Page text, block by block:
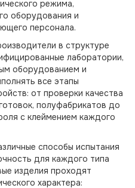
режима,
оборудования и
персонала.
в структуре
лаборатории,
оборудованием и
все этапы
от проверки качества
полуфабрикатов до
с клеймением каждого
способы испытания
для каждого типа
изделия проходят
характера: